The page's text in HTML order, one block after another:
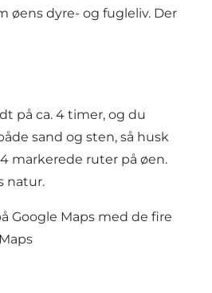
øens dyre- og fugleliv. Der
på ca. 4 timer, og du
sand og sten, så husk
markerede ruter på øen.
natur.
Google Maps med de fire